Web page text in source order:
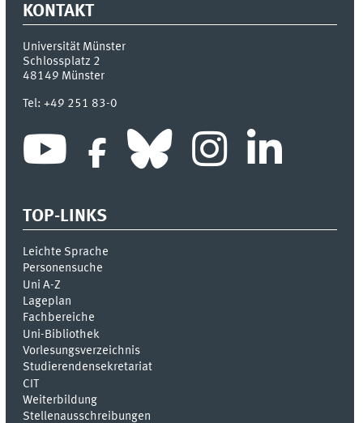
KONTAKT
Universität Münster
Schlossplatz 2
48149 Münster
Tel:+49 251 83-0
TOP-LINKS
Leichte Sprache
Personensuche
Uni A-Z
Lageplan
Fachbereiche
Uni-Bi­bli­o­thek
Vor­le­sungs­ver­zeich­nis
Stu­die­ren­den­se­kre­ta­ri­at
CIT
Weiterbildung
Stellenausschreibungen